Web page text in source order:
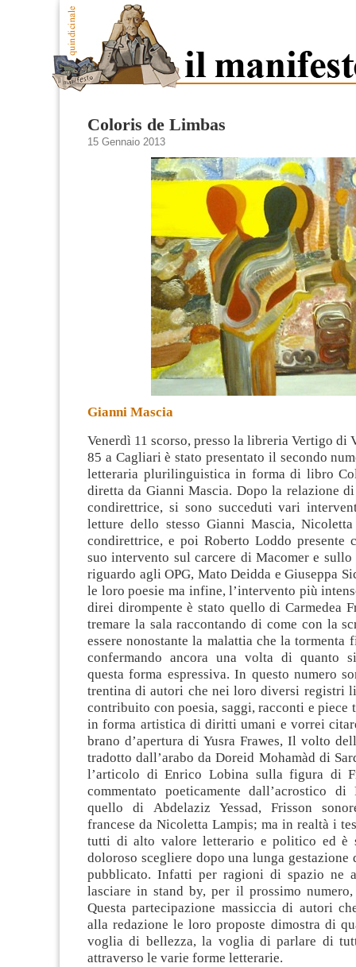
Coloris de Limbas
15 Gennaio 2013
Gianni Mascia
Venerdì 11 scorso, presso la libreria Vertigo di
85 a Cagliari è stato presentato il secondo
letteraria plurilinguisticain forma di libro
diretta da Gianni Mascia. Dopo la relazione
condirettrice, si sono succeduti vari
letture dello stesso Gianni Mascia,
condirettrice, e poi Roberto Loddo presente
suo intervento sul carcere di Macomer e sullo
riguardo agli OPG, Mato Deidda e Giuseppa
le loro poesie ma infine, l’intervento più
direi dirompente è stato quello di Carmedea
tremare la sala raccontando di come con la
essere nonostante la malattia che la tormenta
confermando ancora una volta di quanto
questa forma espressiva. In questo numero
trentina di autori che nei loro diversi registri
contribuito con poesia, saggi, racconti e piece
in forma artistica di diritti umani e vorrei
brano d’apertura di Yusra Frawes, Il volto
tradotto dall’arabo da Doreid Mohamàd di
l’articolo di Enrico Lobina sulla figura di
commentato poeticamente dall’acrostico di
quello di Abdelaziz Yessad, Frisson
francese da Nicoletta Lampis; ma in realtà i
tutti di alto valore letterario e politico ed è
doloroso scegliere dopo una lunga gestazione
pubblicato. Infatti per ragioni di spazio ne
lasciare in stand by, per il prossimo
Questa partecipazione massiccia di autori
alla redazione le loro proposte dimostra di
voglia di bellezza, la voglia di parlare di
attraverso le varie forme letterarie.